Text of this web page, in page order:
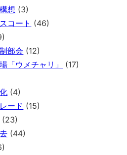
想 (3)
コート (46)
部会 (12)
「ウメチャリ」
(17)
(4)
ード (15)
(23)
(44)